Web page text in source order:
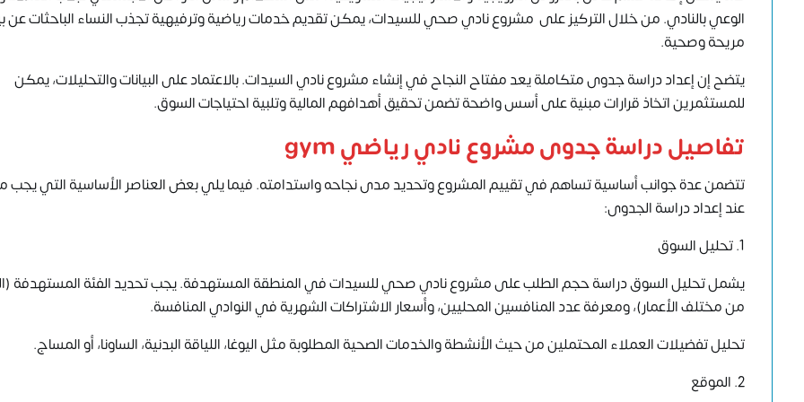
الوعي بالنادي. من خلال التركيز على مشروع نادي صحي للسيدات، يمكن تقديم خدمات رياضية وترفيهية تجذب النساء الباحثات عن
مريحة وصحية.
يتضح إن إعداد دراسة جدوى متكاملة يعد مفتاح النجاح في إنشاء مشروع نادي السيدات. بالاعتماد على البيانات والتحليلات، يمكن
للمستثمرين اتخاذ قرارات مبنية على أسس واضحة تضمن تحقيق أهدافهم المالية وتلبية احتياجات السوق.
تفاصيل دراسة جدوى مشروع نادي رياضي gym
تتضمن عدة جوانب أساسية تساهم في تقييم المشروع وتحديد مدى نجاحه واستدامته. فيما يلي بعض العناصر الأساسية التي يجب
عند إعداد دراسة الجدوى:
1. تحليل السوق
يشمل تحليل السوق دراسة حجم الطلب على مشروع نادي صحي للسيدات في المنطقة المستهدفة. يجب تحديد الفئة المستهدفة
من مختلف الأعمار)، ومعرفة عدد المنافسين المحليين، وأسعار الاشتراكات الشهرية في النوادي المنافسة.
تحليل تفضيلات العملاء المحتملين من حيث الأنشطة والخدمات الصحية المطلوبة مثل اليوغا، اللياقة البدنية، الساونا، أو المساج.
2. الموقع